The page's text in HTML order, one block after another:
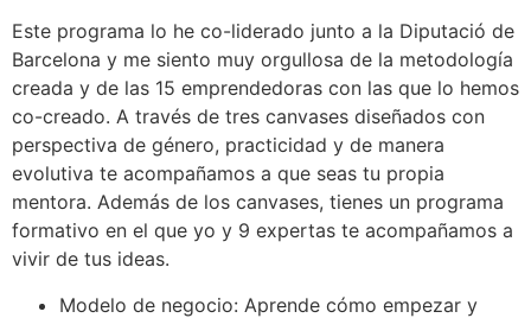
Este programa lo he co-liderado junto a la Diputació de
Barcelona y me siento muy orgullosa de la metodología
creada y de las 15 emprendedoras con las que lo hemos
co-creado. A través de tres canvases diseñados con
perspectiva de género, practicidad y de manera
evolutiva te acompañamos a que seas tu propia
mentora. Además de los canvases, tienes un programa
formativo en el que yo y 9 expertas te acompañamos a
vivir de tus ideas.
Modelo de negocio: Aprende cómo empezar y